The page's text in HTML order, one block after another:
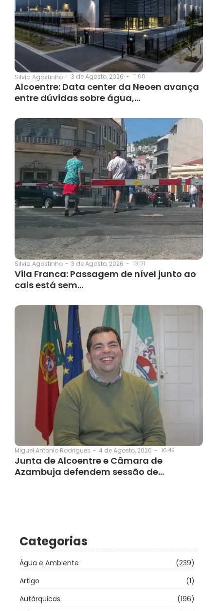
Silvia Agostinho - 3 de Agosto, 2026 - 11:00
Alcoentre: Data center da Neoen avança
entre dúvidas sobre água,…
Silvia Agostinho - 3 de Agosto, 2026 - 13:01
Vila Franca: Passagem de nível junto ao
cais está sem…
Miguel Antonio Rodrigues - 4 de Agosto, 2026 - 16:49
Junta de Alcoentre e Câmara de
Azambuja defendem sessão de…
Categorias
Água e Ambiente
(239)
Artigo
(1)
Autárquicas
(196)